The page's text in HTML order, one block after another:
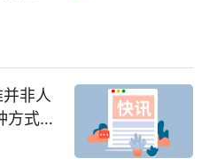
非人
方式演